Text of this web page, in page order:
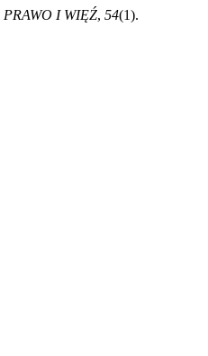
PRAWO I WIĘŹ, 54(1).